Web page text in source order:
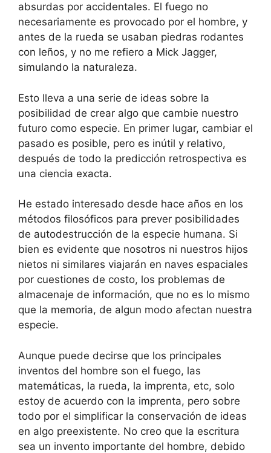
absurdas por accidentales. El fuego no
necesariamente es provocado por el hombre, y
antes de la rueda se usaban piedras rodantes
con leños, y no me refiero a Mick Jagger,
simulando la naturaleza.
Esto lleva a una serie de ideas sobre la
posibilidad de crear algo que cambie nuestro
futuro como especie. En primer lugar, cambiar el
pasado es posible, pero es inútil y relativo,
después de todo la predicción retrospectiva es
una ciencia exacta.
He estado interesado desde hace años en los
métodos filosóficos para prever posibilidades
de autodestrucción de la especie humana. Si
bien es evidente que nosotros ni nuestros hijos
nietos ni similares viajarán en naves espaciales
por cuestiones de costo, los problemas de
almacenaje de información, que no es lo mismo
que la memoria, de algun modo afectan nuestra
especie.
Aunque puede decirse que los principales
inventos del hombre son el fuego, las
matemáticas, la rueda, la imprenta, etc, solo
estoy de acuerdo con la imprenta, pero sobre
todo por el simplificar la conservación de ideas
en algo preexistente. No creo que la escritura
sea un invento importante del hombre, debido